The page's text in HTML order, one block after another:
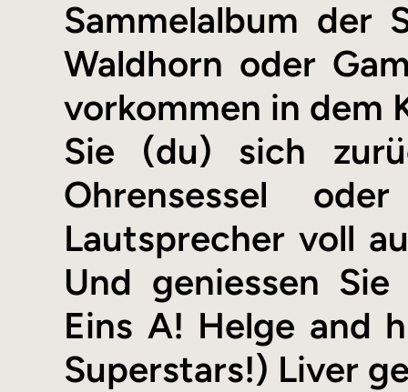
Sammelalbum der
Waldhorn oder
vorkommen in dem
Sie (du) sich
Ohrensessel
Lautsprecher voll
Und geniessen
Eins A! Helge and
Superstars!) Liver